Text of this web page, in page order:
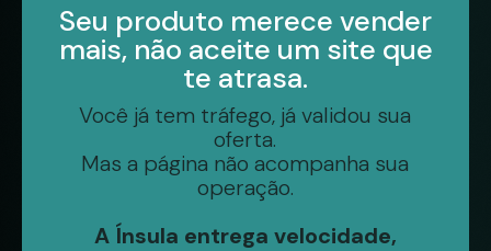
Seu produto merece vender
mais, não aceite um site que
te atrasa.
Você já tem tráfego, já validou sua
oferta.
Mas a página não acompanha sua
operação.
A Ínsula entrega velocidade,